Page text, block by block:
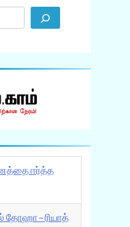
ஈர்த்த
தோஹா – ரியாத்